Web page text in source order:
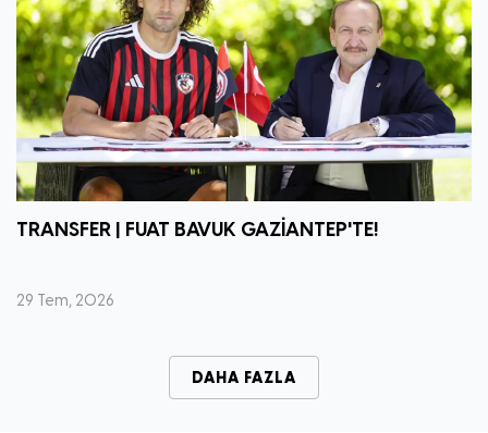
TRANSFER | FUAT BAVUK GAZİANTEP'TE!
29 Tem, 2026
DAHA FAZLA